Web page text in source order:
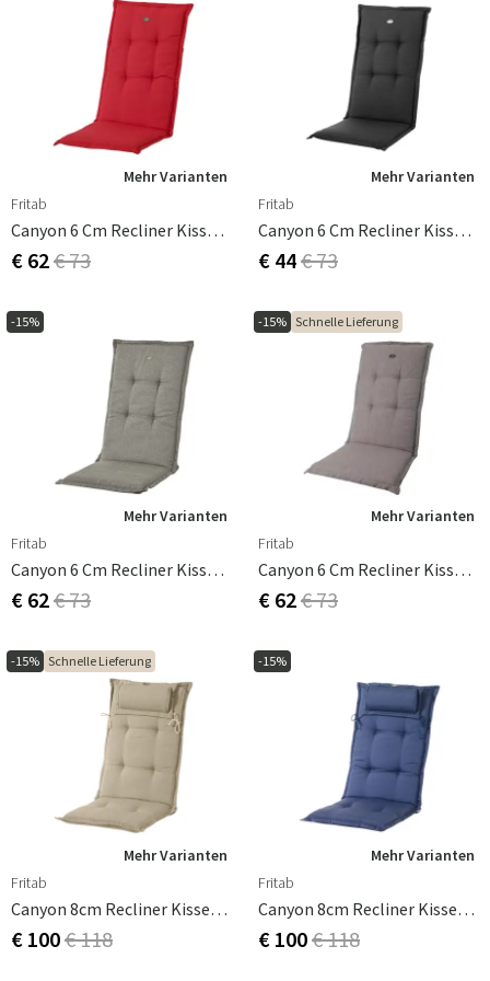
Mehr Varianten
Fritab
Canyon 6 Cm Recliner Kissen Strukturiert Dralon Rot
€ 62€ 73
Mehr Varianten
Fritab
Canyon 6 Cm Recliner Kissen Strukturiert Dralon Schwarz
€ 44€ 73
-15%
Mehr Varianten
Fritab
Canyon 6 Cm Recliner Kissen Strukturiert Dralon Taupe
€ 62€ 73
-15% Schnelle Lieferung
Mehr Varianten
Fritab
Canyon 6 Cm Recliner Kissen Strukturiert Dralon Antique Pink
€ 62€ 73
-15% Schnelle Lieferung
Mehr Varianten
Fritab
Canyon 8cm Recliner Kissen Strukturiert Canyon Beige
€ 100€ 118
-15%
Mehr Varianten
Fritab
Canyon 8cm Recliner Kissen Strukturiert Canyon Blau
€ 100€ 118